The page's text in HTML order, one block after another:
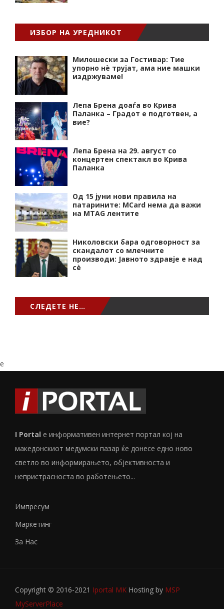
ИЗБОР НА УРЕДНИКОТ
Милошески за Гостивар: Тие
упорно нѐ трујат, ама ние машки
издржуваме!
Лепа Брена доаѓа во Крива
Паланка – Градот е подготвен, а
вие?
Лепа Брена на 29. август со
концертен спектакл во Крива
Паланка
Од 15 јуни нови правила на
патарините: MCard нема да важи
на MTAG лентите
Николовски бара одговорност за
скандалот со млечните
производи: Јавното здравје е над
сѐ
СЛЕДЕТЕ НЕ…
e
I Portal е информативен интернет портал кој на
македонскиот медумски пазар ќе донесе едно ново
светло во информирањето, објективноста и
непристрасноста во работењето...
Импресум
Маркетинг
За Нас
Copyright © 2016-2021 Iportal MK Hosting by MSP
MyServerPlace